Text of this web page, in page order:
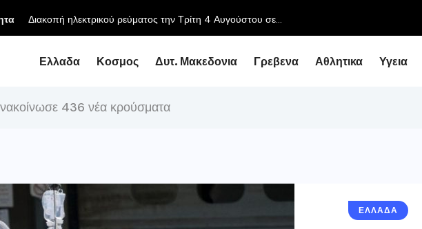
Διακοπή ηλεκτρικού ρεύματος την Τρίτη 4 Αυγούστου σε...
Ελλαδα Κοσμος Δυτ. Μακεδονια Γρεβενα Αθλητικα Υγεια
436 νέα κρούσματα
ΕΛΛΑΔΑ